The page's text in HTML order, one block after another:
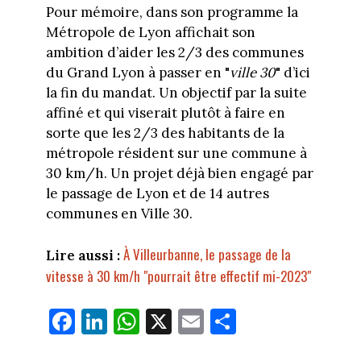
Pour mémoire, dans son programme la
Métropole de Lyon affichait son
ambition d’aider les 2/3 des communes
du Grand Lyon à passer en "ville 30" d’ici
la fin du mandat. Un objectif par la suite
affiné et qui viserait plutôt à faire en
sorte que les 2/3 des habitants de la
métropole résident sur une commune à
30 km/h. Un projet déjà bien engagé par
le passage de Lyon et de 14 autres
communes en Ville 30.
Lire aussi : À Villeurbanne, le passage de la
vitesse à 30 km/h "pourrait être effectif mi-2023"
Fa
ce
Li
nk
W
ha
X E
m
Pa